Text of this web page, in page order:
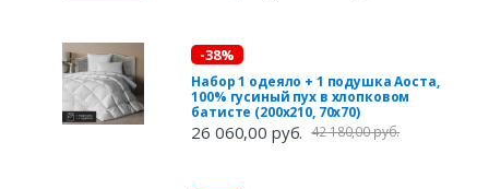
-38%
Набор 1 одеяло + 1 подушка Аоста,
100% гусиный пух в хлопковом
батисте (200х210, 70х70)
26 060,00 руб. 42 180,00 руб.